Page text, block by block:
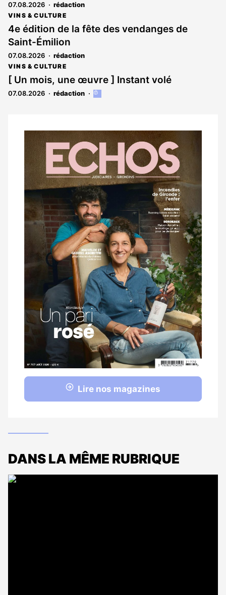
07.08.2026 rédaction
VINS & CULTURE
4e édition de la fête des vendanges de
Saint-Émilion
07.08.2026 rédaction
VINS & CULTURE
[ Un mois, une œuvre ] Instant volé
07.08.2026 rédaction
Cet
aux
abonnés
Notre
dernier
magazine
Lire nos magazines
DANS LA MÊME RUBRIQUE